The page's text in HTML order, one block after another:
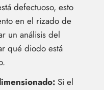
defectuoso, esto
en el rizado de
un análisis del
qué diodo está
Si el